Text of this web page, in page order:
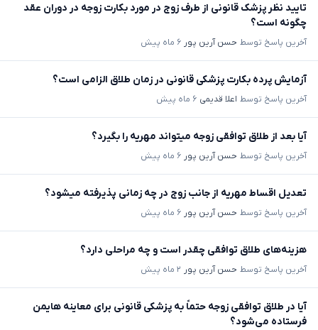
تایید نظر پزشک قانونی از طرف زوج در مورد بکارت زوجه در دوران عقد
چگونه است؟
آخرین پاسخ توسط حسن آرین پور ۶ ماه پیش
آزمایش پرده بکارت پزشکی قانونی در زمان طلاق الزامی است؟
آخرین پاسخ توسط اعلا قدیمی ۶ ماه پیش
آیا بعد از طلاق توافقی زوجه میتواند مهریه را بگیرد؟
آخرین پاسخ توسط حسن آرین پور ۶ ماه پیش
تعدیل اقساط مهریه از جانب زوج در چه زمانی پذیرفته میشود؟
آخرین پاسخ توسط حسن آرین پور ۶ ماه پیش
هزینه‌های طلاق توافقی چقدر است و چه مراحلی دارد؟
آخرین پاسخ توسط حسن آرین پور ۲ ماه پیش
آیا در طلاق توافقی زوجه حتماً به پزشکی قانونی برای معاینه هایمن
فرستاده می‌شود؟